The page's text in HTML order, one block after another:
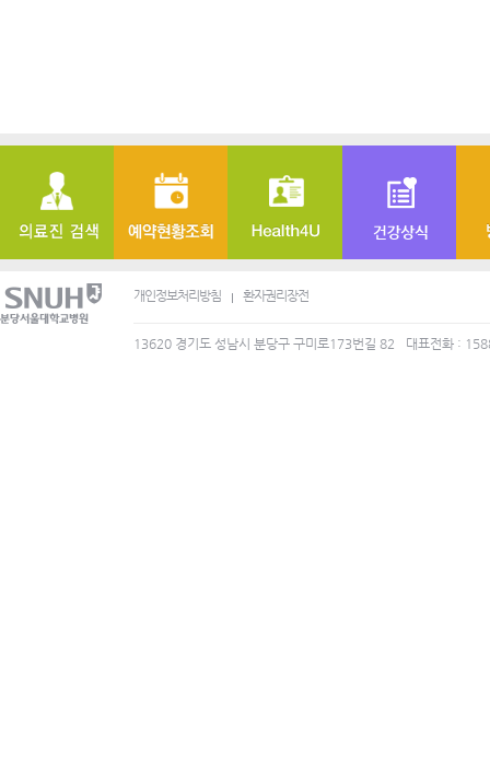
개인정보처리방침 환자권리장전
13620 경기도 성남시 분당구 구미로173번길 82 대표전화 :